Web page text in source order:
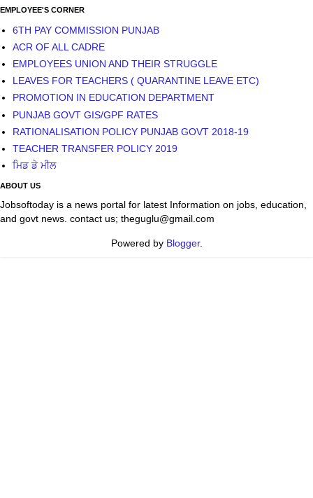
EMPLOYEE'S CORNER
6TH PAY COMMISSION PUNJAB
ACR OF ALL CADRE
EMPLOYEES UNION AND THEIR STRUGGLE
LEAVES FOR TEACHERS ( QUARANTINE LEAVE ETC)
PROMOTION IN EDUCATION DEPARTMENT
PUNJAB GOVT GIS/GPF RATES
RATIONALISATION POLICY PUNJAB GOVT 2018-19
TEACHER TRANSFER POLICY 2019
ਮਿਡ ਡੇ ਮੀਲ
ABOUT US
Jobsoftoday is a news portal for latest Information on jobs, education,
and govt news. contact us; theguglu@gmail.com
Powered by Blogger.